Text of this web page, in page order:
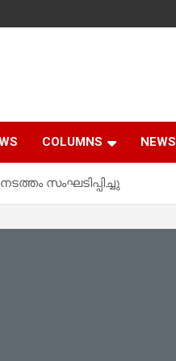
COLUMNS NEWS
സംഘടിപ്പിച്ചു